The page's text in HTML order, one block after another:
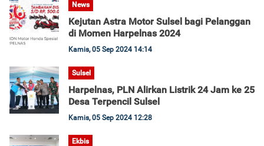
News
Kejutan Astra Motor Sulsel bagi Pelanggan
di Momen Harpelnas 2024
Kamis, 05 Sep 2024 14:14
Sulsel
Harpelnas, PLN Alirkan Listrik 24 Jam ke 25
Desa Terpencil Sulsel
Kamis, 05 Sep 2024 12:28
Ekbis